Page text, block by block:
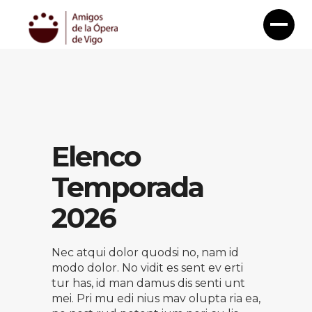
Elenco
Temporada
2026
Nec atqui dolor quodsi no, nam id
modo dolor. No vidit es sent ev erti
tur has, id man damus dis senti unt
mei. Pri mu edi nius mav olupta ria ea,